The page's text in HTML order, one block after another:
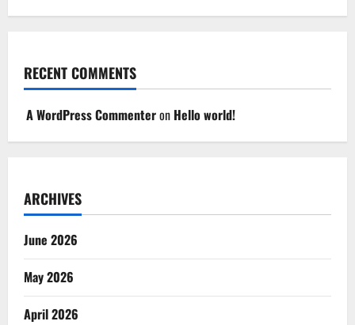
RECENT COMMENTS
A WordPress Commenteron Hello world!
ARCHIVES
June 2026
May 2026
April 2026